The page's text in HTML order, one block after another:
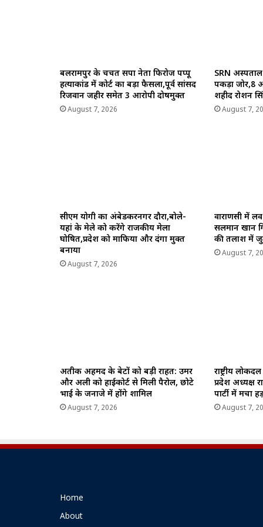
बलरामपुर के चर्चित सपा नेता फिरोज पप्पू
हत्याकांड में कोर्ट का बड़ा फैसला,पूर्व सांसद
रिजवान जहीर समेत 3 आरोपी दोषमुक्त
August 7, 2026
SRN
पकड़ा जोर,8
शहीद रोशन
August 7,
सीएम योगी का अंबेडकरनगर दौरा,बोले-
यहां के मेले को करेंगे राजकीय मेला
घोषित,प्रदेश को माफिया और दंगा मुक्त
बनाया
August 7, 2026
वाराणसी में
सलमान खान
की तलाश में
August 7,
अतीक अहमद के बेटों को बड़ी राहत: उमर
और अली को हाईकोर्ट से मिली पैरोल, छोटे
भाई के जनाजे में होंगे शामिल
August 7, 2026
राष्ट्रीय
प्रदेश अध्यक्ष
पार्टी में मचा
August 7,
Home
About